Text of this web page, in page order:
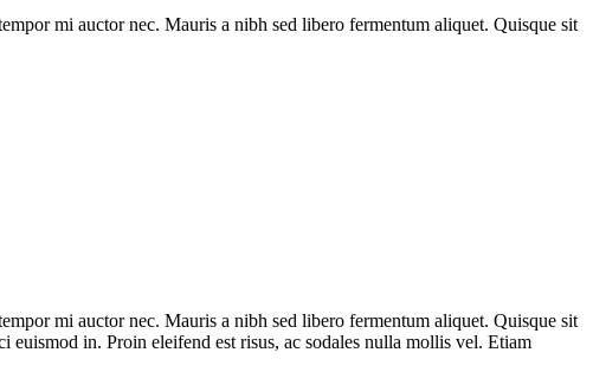
mi auctor nec. Mauris a nibh sed libero fermentum aliquet. Quisque sit
mi auctor nec. Mauris a nibh sed libero fermentum aliquet. Quisque sit
in. Proin eleifend est risus, ac sodales nulla mollis vel. Etiam